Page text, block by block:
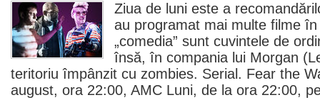
Ziua de luni este a
au programat mai multe filme în
„comedia” sunt cuvintele de
însă, în compania lui Morgan (
teritoriu împânzit cu zombies. Serial. Fear the
august, ora 22:00, AMC Luni, de la ora 22:00,